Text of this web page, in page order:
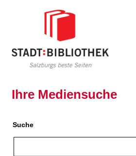
Ihre Mediensuche
Suche